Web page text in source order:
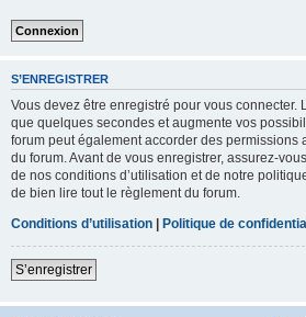
S’ENREGISTRER
Vous devez être enregistré pour vous connecter.
que quelques secondes et augmente vos
forum peut également accorder des permissions
du forum. Avant de vous enregistrer, assurez-
de nos conditions d’utilisation et de notre
de bien lire tout le règlement du forum.
Conditions d’utilisation | Politique de
S’enregistrer